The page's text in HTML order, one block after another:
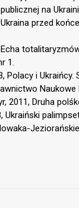
na
przed
1.
Polacy i
Naukowe
2011, Druha
Ukraiński